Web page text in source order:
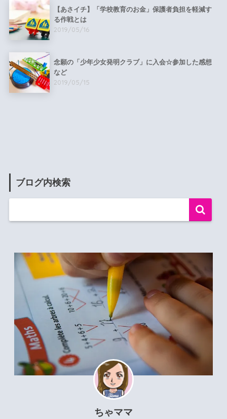
【あさイチ】「学校教育のお金」保護者負担を軽減す
る作戦とは
2019/05/16
念願の「少年少女発明クラブ」に入会☆参加した感想
など
2019/05/15
ブログ内検索
ちゃママ